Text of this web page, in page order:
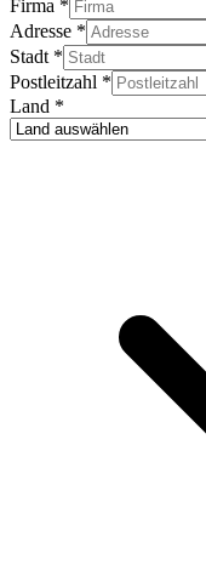
Firma *
Adresse *
Stadt *
Postleitzahl *
Land *